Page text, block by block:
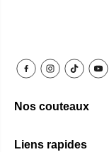
Nos couteaux
Liens rapides